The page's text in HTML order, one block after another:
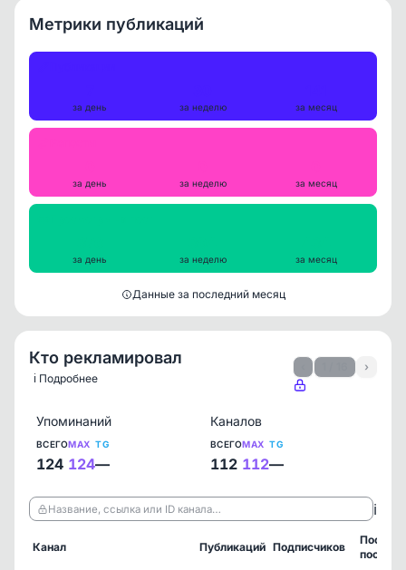
Метрики публикаций
за день за неделю за месяц
за день за неделю за месяц
за день за неделю за месяц
Данные за последний месяц
Кто рекламировал
ℹ️ Подробнее
›
Упоминаний
ВСЕГО
124
MAX
124
TG
—
Каналов
ВСЕГО
112
MAX
112
TG
—
Название, ссылка или ID канала… ℹ️
Канал Публикаций Подписчиков
пост